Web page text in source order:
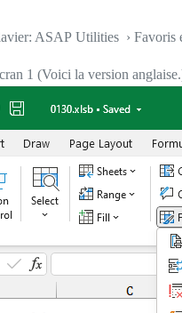
ASAP Utilities › Favoris
1 (Voici la version